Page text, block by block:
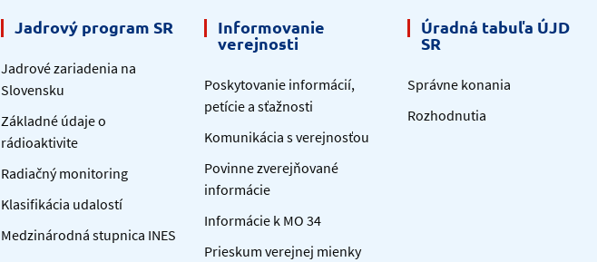
Jadrový program SR
Jadrové zariadenia na
Slovensku
Základné údaje o
rádioaktivite
Radiačný monitoring
Klasifikácia udalostí
Medzinárodná stupnica INES
Informovanie
verejnosti
Poskytovanie informácií,
petície a sťažnosti
Komunikácia s verejnosťou
Povinne zverejňované
informácie
Informácie k MO 34
Prieskum verejnej mienky
Úradná tabuľa ÚJD
SR
Správne konania
Rozhodnutia